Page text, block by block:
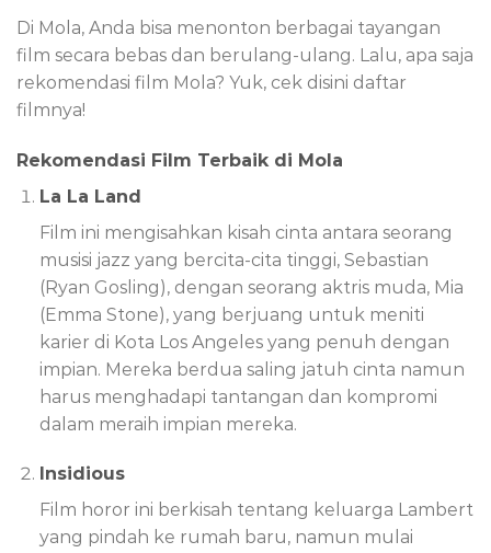
Di Mola, Anda bisa menonton berbagai tayangan
film secara bebas dan berulang-ulang. Lalu, apa saja
rekomendasi film Mola? Yuk, cek disini daftar
filmnya!
Rekomendasi Film Terbaik di Mola
La La Land
Film ini mengisahkan kisah cinta antara seorang
musisi jazz yang bercita-cita tinggi, Sebastian
(Ryan Gosling), dengan seorang aktris muda, Mia
(Emma Stone), yang berjuang untuk meniti
karier di Kota Los Angeles yang penuh dengan
impian. Mereka berdua saling jatuh cinta namun
harus menghadapi tantangan dan kompromi
dalam meraih impian mereka.
Insidious
Film horor ini berkisah tentang keluarga Lambert
yang pindah ke rumah baru, namun mulai